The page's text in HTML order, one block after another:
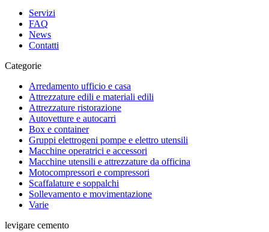
Servizi
FAQ
News
Contatti
Categorie
Arredamento ufficio e casa
Attrezzature edili e materiali edili
Attrezzature ristorazione
Autovetture e autocarri
Box e container
Gruppi elettrogeni pompe e elettro utensili
Macchine operatrici e accessori
Macchine utensili e attrezzature da officina
Motocompressori e compressori
Scaffalature e soppalchi
Sollevamento e movimentazione
Varie
levigare cemento